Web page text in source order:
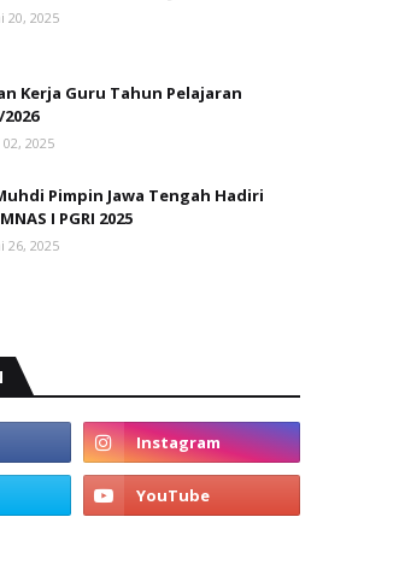
20, 2025
Kerja Guru Tahun Pelajaran
2026
02, 2025
Pimpin Jawa Tengah Hadiri
I PGRI 2025
26, 2025